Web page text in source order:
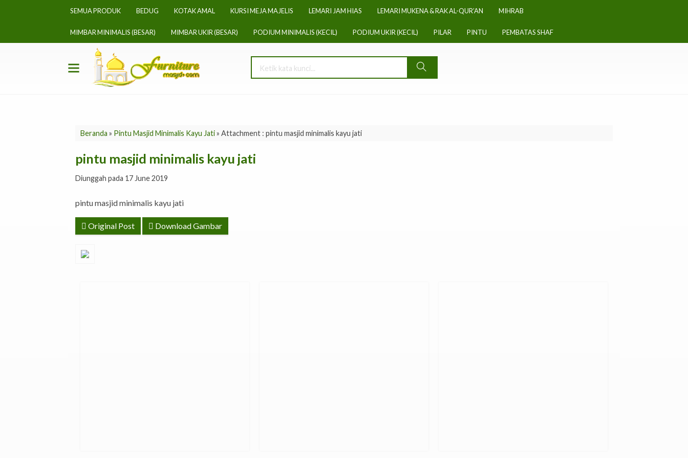
SEMUA PRODUK BEDUG KOTAK AMAL KURSI MEJA MAJELIS LEMARI JAM HIAS LEMARI MUKENA & RAK AL-QUR’AN MIHRAB
MIMBAR MINIMALIS (BESAR) MIMBAR UKIR (BESAR) PODIUM MINIMALIS (KECIL) PODIUM UKIR (KECIL) PILAR PINTU PEMBATAS SHAF
Beranda » Pintu Masjid Minimalis Kayu Jati» Attachment : pintu masjid minimalis kayu jati
pintu masjid minimalis kayu jati
Diunggah pada 17 June 2019
pintu masjid minimalis kayu jati
Original Post Download Gambar